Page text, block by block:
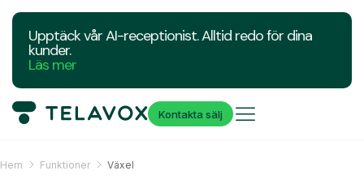
Upptäck vår AI-receptionist. Alltid redo för dina
kunder.
Läs mer
Kontakta sälj
Hem Funktioner Växel